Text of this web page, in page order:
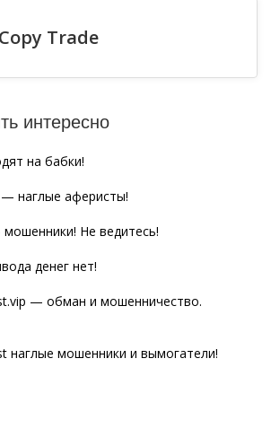
Trade
интересно
на бабки!
— наглые аферисты!
Не ведитесь!
денег нет!
— обман и мошенничество.
наглые мошенники и вымогатели!